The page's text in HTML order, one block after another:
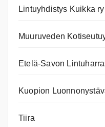
Lintuyhdistys Kuikka ry
Muuruveden
Etelä-Savon
Kuopion
Tiira